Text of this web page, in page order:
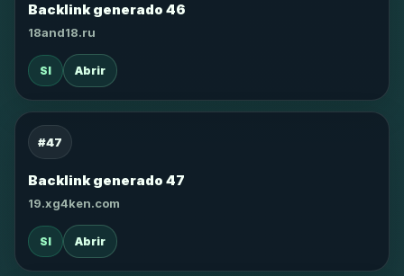
Backlink generado 46
18and18.ru
SI Abrir
#47
Backlink generado 47
19.xg4ken.com
SI Abrir